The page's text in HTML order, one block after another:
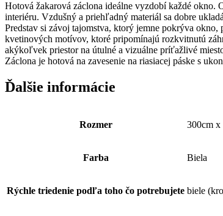
Hotová žakarová záclona ideálne vyzdobí každé okno.
interiéru. Vzdušný a priehľadný materiál sa dobre
Predstav si závoj tajomstva, ktorý jemne pokrýva okno,
kvetinových motívov, ktoré pripomínajú rozkvitnutú
akýkoľvek priestor na útulné a vizuálne príťažlivé
Záclona je hotová na zavesenie na riasiacej páske s
Ďalšie informácie
Rozmer 300cm x
Farba Biela
Rýchle triedenie podľa toho čo potrebujete biele